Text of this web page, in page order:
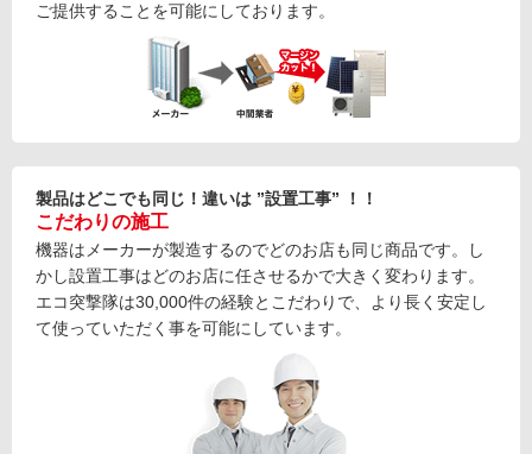
ご提供することを可能にしております。
製品はどこでも同じ！違いは ”設置工事” ！！
こだわりの施工
機器はメーカーが製造するのでどのお店も同じ商品です。し
かし設置工事はどのお店に任させるかで大きく変わります。
エコ突撃隊は30,000件の経験とこだわりで、より長く安定し
て使っていただく事を可能にしています。